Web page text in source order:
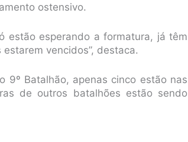
ostensivo.
estão esperando a formatura, já têm
vencidos”, destaca.
Batalhão, apenas cinco estão nas
de outros batalhões estão sendo